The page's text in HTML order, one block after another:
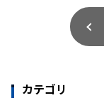
カテゴリ